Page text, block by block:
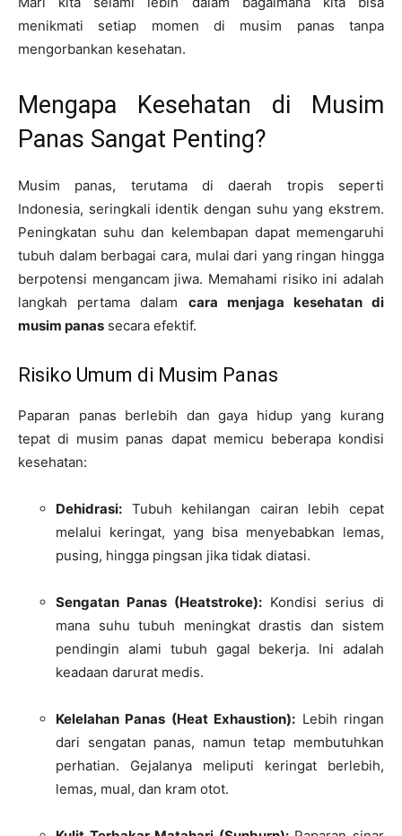
menikmati setiap momen di musim panas tanpa
mengorbankan kesehatan.
Mengapa Kesehatan di Musim
Panas Sangat Penting?
Musim panas, terutama di daerah tropis seperti
Indonesia, seringkali identik dengan suhu yang ekstrem.
Peningkatan suhu dan kelembapan dapat memengaruhi
tubuh dalam berbagai cara, mulai dari yang ringan hingga
berpotensi mengancam jiwa. Memahami risiko ini adalah
langkah pertama dalam cara menjaga kesehatan di
musim panas secara efektif.
Risiko Umum di Musim Panas
Paparan panas berlebih dan gaya hidup yang kurang
tepat di musim panas dapat memicu beberapa kondisi
kesehatan:
Dehidrasi: Tubuh kehilangan cairan lebih cepat
melalui keringat, yang bisa menyebabkan lemas,
pusing, hingga pingsan jika tidak diatasi.
Sengatan Panas (Heatstroke): Kondisi serius di
mana suhu tubuh meningkat drastis dan sistem
pendingin alami tubuh gagal bekerja. Ini adalah
keadaan darurat medis.
Kelelahan Panas (Heat Exhaustion): Lebih ringan
dari sengatan panas, namun tetap membutuhkan
perhatian. Gejalanya meliputi keringat berlebih,
lemas, mual, dan kram otot.